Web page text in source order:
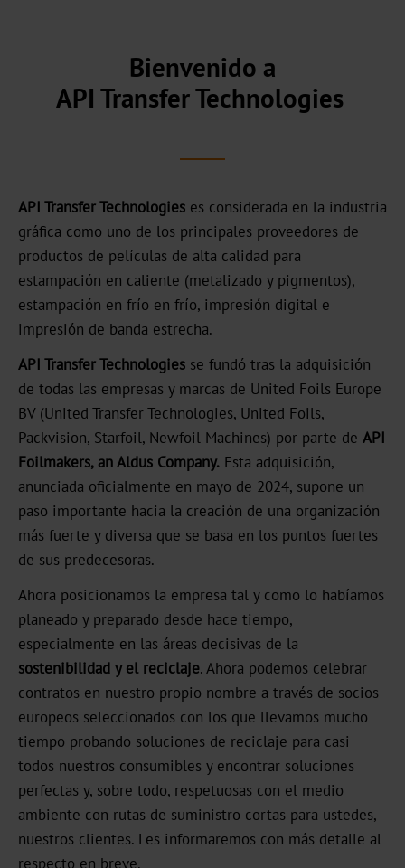
Sostenibilidad
Producción
sostenible
Cumplimiento
Reciclaje
Carrera
Noticias
Portal
de
noticias
Ferias
Productos
Estampación
en
caliente
Metalizado
Standard
Graphical
OXN
Bienvenido a
API Transfer Technologies
API Transfer Technologies es considerada en la industria
gráfica como uno de los principales proveedores de
productos de películas de alta calidad para
estampación en caliente (metalizado y pigmentos),
estampación en frío en frío, impresión digital e
impresión de banda estrecha.
API Transfer Technologies se fundó tras la adquisición
de todas las empresas y marcas de United Foils Europe
BV (United Transfer Technologies, United Foils,
Packvision, Starfoil, Newfoil Machines) por parte de API
Foilmakers, an Aldus Company. Esta adquisición,
anunciada oficialmente en mayo de 2024, supone un
paso importante hacia la creación de una organización
más fuerte y diversa que se basa en los puntos fuertes
de sus predecesoras.
Ahora posicionamos la empresa tal y como lo habíamos
planeado y preparado desde hace tiempo,
especialmente en las áreas decisivas de la
sostenibilidad y el reciclaje. Ahora podemos celebrar
contratos en nuestro propio nombre a través de socios
europeos seleccionados con los que llevamos mucho
tiempo probando soluciones de reciclaje para casi
todos nuestros consumibles y encontrar soluciones
perfectas y, sobre todo, respetuosas con el medio
ambiente con rutas de suministro cortas para ustedes,
nuestros clientes. Les informaremos con más detalle al
respecto en breve.